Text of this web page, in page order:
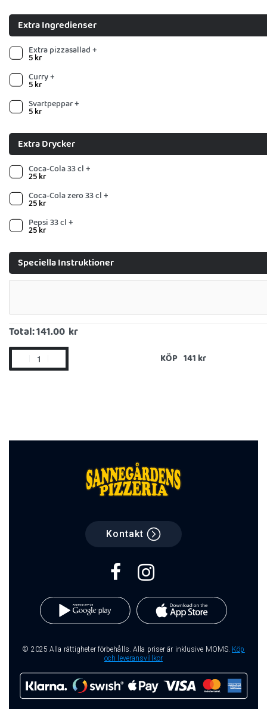
Extra Ingredienser
Extra pizzasallad +
5kr
Curry +
5kr
Svartpeppar +
5kr
Extra Drycker
Coca-Cola 33 cl +
25kr
Coca-Cola zero 33 cl +
25kr
Pepsi 33 cl +
25kr
Speciella Instruktioner
Total:141.00 kr
KÖP
Kontakt
© 2025 Alla rättigheter förbehålls. Alla priser är inklusive MOMS. Köp
och leveransvillkor